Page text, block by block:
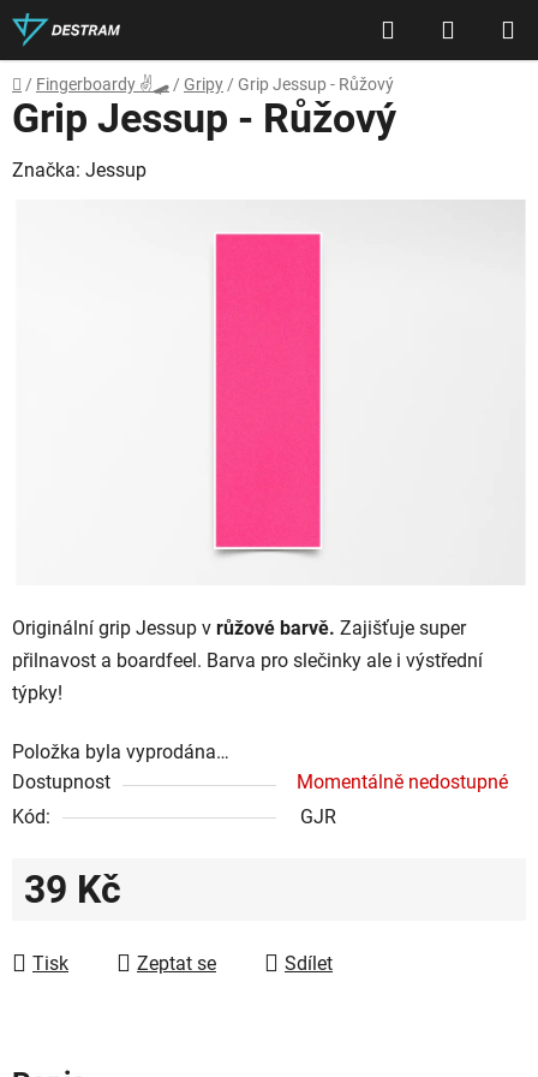
Přejít
na
obsah
Hledat
KOŠÍK
Domů
/ Fingerboardy ✌🛹 / Gripy / Grip Jessup - Růžový
Originální grip Jessup v růžové barvě. Zajišťuje super
přilnavost a boardfeel. Barva pro slečinky ale i výstřední
týpky!
Položka byla vyprodána…
Dostupnost
Momentálně nedostupné
Kód:
GJR
39 Kč
Tisk
Zeptat se Sdílet
Grip Jessup - Růžový
Značka: Jessup